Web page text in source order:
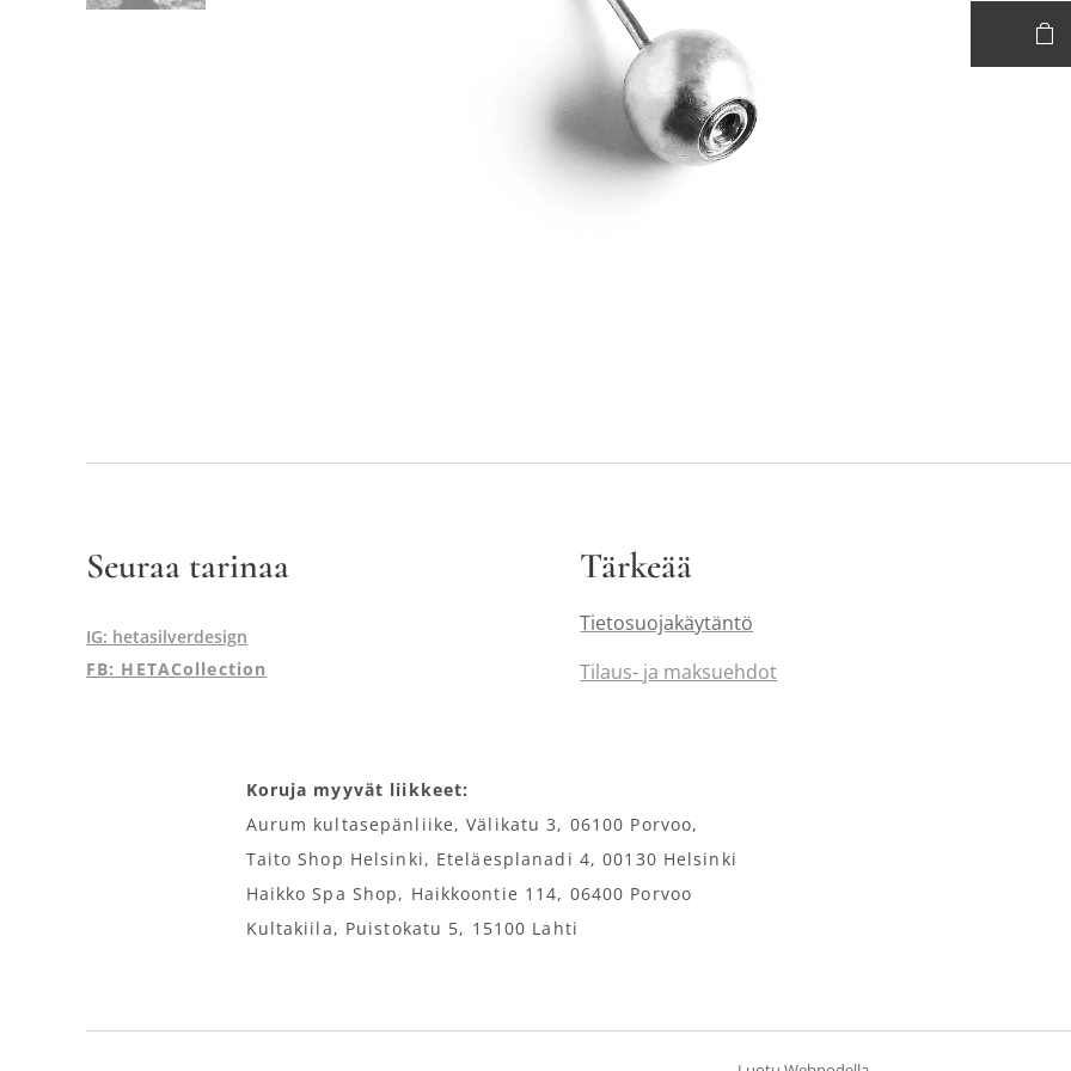
Seuraa tarinaa
IG: hetasilverdesign
FB: HETACollection
Tärkeää
Tietosuojakäytäntö
Tilaus- ja maksuehdot
Koruja myyvät liikkeet:
Aurum kultasepänliike, Välikatu 3, 06100 Porvoo,
Taito Shop Helsinki, Eteläesplanadi 4, 00130 Helsinki
Haikko Spa Shop, Haikkoontie 114, 06400 Porvoo
Kultakiila, Puistokatu 5, 15100 Lahti